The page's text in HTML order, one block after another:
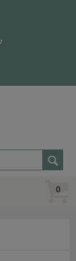
0